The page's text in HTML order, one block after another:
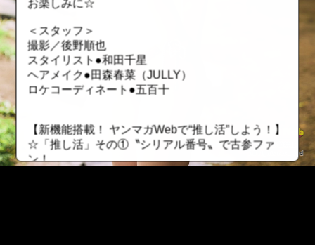
お楽しみに☆
＜スタッフ＞
撮影／後野順也
スタイリスト●和田千星
ヘアメイク●田森春菜（JULLY）
ロケコーディネート●五百十
【新機能搭載！ ヤンマガWebで“推し活”しよう！】
☆「推し活」その①〝シリアル番号〟で古参ファ
ン！